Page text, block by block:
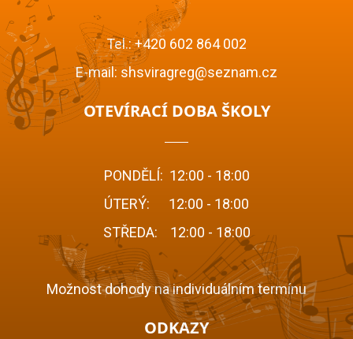
Tel.:+420 602 864 002
E-mail:shsviragreg@seznam.cz
OTEVÍRACÍ DOBA ŠKOLY
PONDĚLÍ: 12:00 - 18:00
ÚTERÝ: 12:00 - 18:00
STŘEDA: 12:00 - 18:00
Možnost dohody na individuálním termínu
ODKAZY